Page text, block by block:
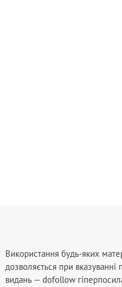
Використання будь-яких
дозволяється при вказуванні
видань — dofollow